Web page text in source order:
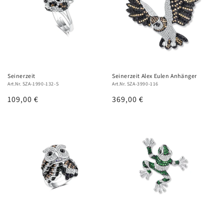
Seinerzeit
Art.Nr. SZA-1990-132-S
Normaler
109,00 €
Seinerzeit Alex Eulen Anhänger
Art.Nr. SZA-3990-116
Normaler
369,00 €